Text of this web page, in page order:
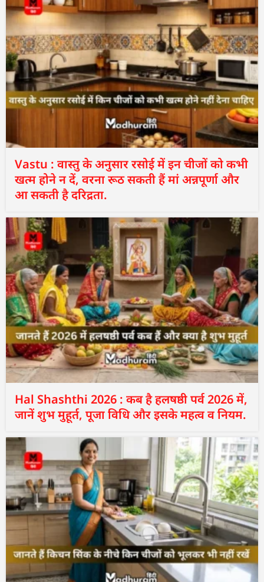
Vastu : वास्तु के अनुसार रसोई में इन चीजों को कभी
खत्म होने न दें, वरना रूठ सकती हैं मां अन्नपूर्णा और
आ सकती है दरिद्रता.
Hal Shashthi 2026 : कब है हलषष्ठी पर्व 2026 में,
जानें शुभ मुहूर्त, पूजा विधि और इसके महत्व व नियम.